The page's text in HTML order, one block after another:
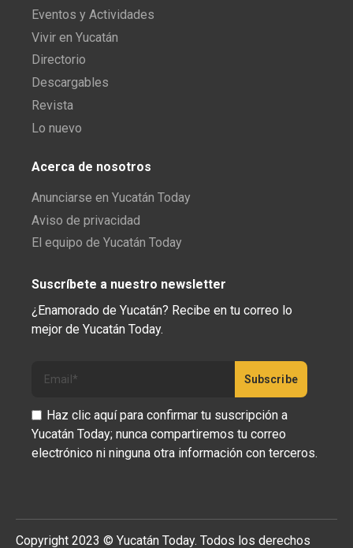
Eventos y Actividades
Vivir en Yucatán
Directorio
Descargables
Revista
Lo nuevo
Acerca de nosotros
Anunciarse en Yucatán Today
Aviso de privacidad
El equipo de Yucatán Today
Suscríbete a nuestro newsletter
¿Enamorado de Yucatán? Recibe en tu correo lo
mejor de Yucatán Today.
Haz clic aquí para confirmar tu suscripción a
Yucatán Today; nunca compartiremos tu correo
electrónico ni ninguna otra información con terceros.
Copyright 2023 © Yucatán Today. Todos los derechos